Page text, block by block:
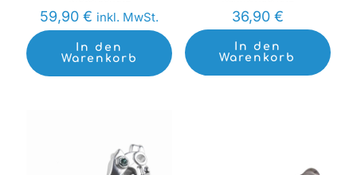
59,90€ inkl. MwSt.
In den
Warenkorb
36,90 €
In den
Warenkorb